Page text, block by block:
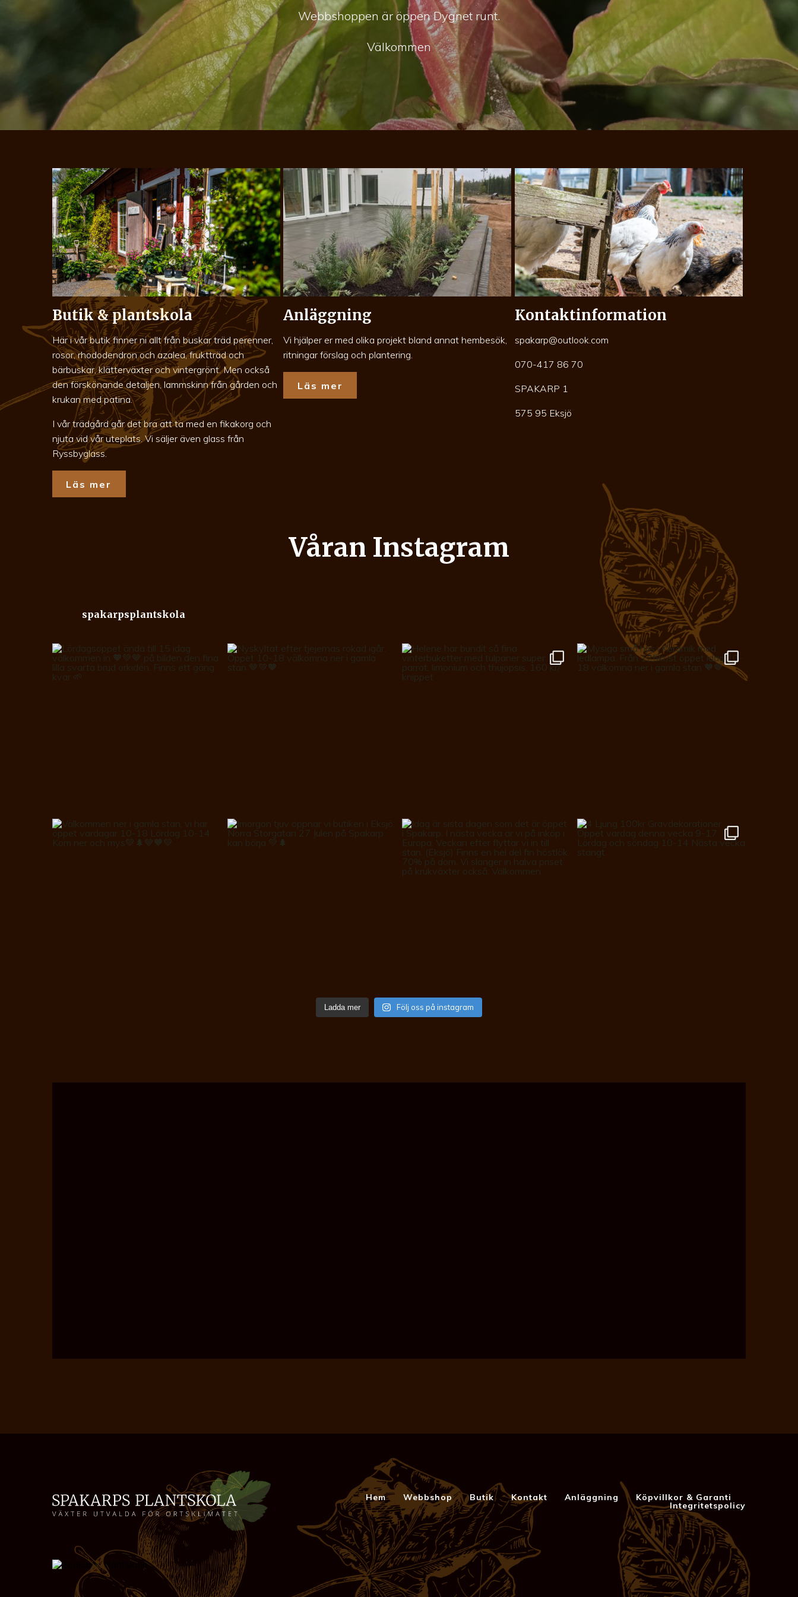
Webbshoppen är öppen Dygnet runt.
Välkommen
Butik & plantskola
Här i vår butik finner ni allt från buskar träd perenner,
rosor, rhododendron och azalea, fruktträd och
bärbuskar, klätterväxter och vintergrönt. Men också
den förskönande detaljen, lammskinn från gården och
krukan med patina.
I vår trädgård går det bra att ta med en fikakorg och
njuta vid vår uteplats. Vi säljer även glass från
Ryssbyglass.
Läs mer
Anläggning
Vi hjälper er med olika projekt bland annat hembesök,
ritningar förslag och plantering.
Läs mer
Kontaktinformation
spakarp@outlook.com
070-417 86 70
SPAKARP 1
575 95 Eksjö
Våran Instagram
spakarpsplantskola
Ladda mer Följ oss på instagram
Hem Webbshop Butik Kontakt Anläggning Köpvillkor & Garanti
Integritetspolicy